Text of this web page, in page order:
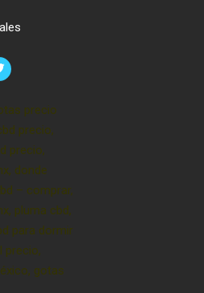
precio
precio,
precio,
donde
– comprar,
pluma cbd,
para dormir
precio,
gotas